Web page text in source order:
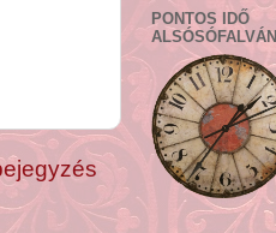
PONTOS IDŐ
ALSÓSÓFALVÁN